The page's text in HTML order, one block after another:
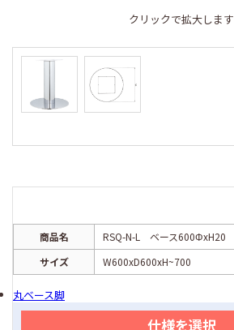
クリックで拡大します
商品名
RSQ-N-L ベース600ΦxH20
サイズ
W600xD600xH~700
丸ベース脚
仕様を選択